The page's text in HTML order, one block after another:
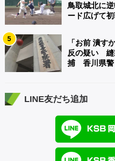
鳥取城北に
ード広げて
5
「お前 潰す
反の疑い 縫
捕 香川県警
LINE友だち追加